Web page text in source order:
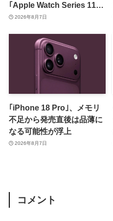
｢Apple Watch Series 11｣
のセールを開催中
2026年8月7日
｢iPhone 18 Pro｣、メモリ
不足から発売直後は品薄に
なる可能性が浮上
2026年8月7日
コメント